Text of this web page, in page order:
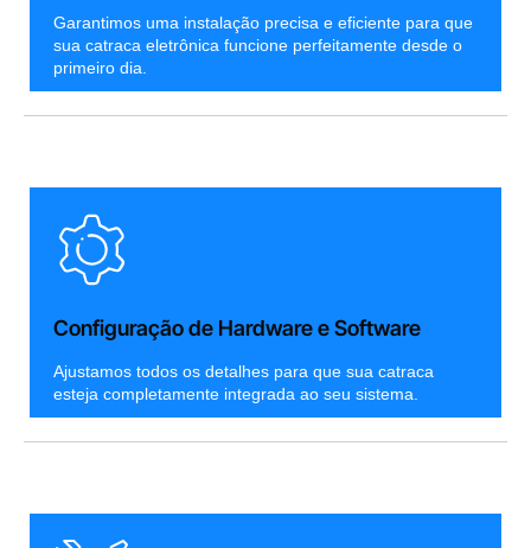
Garantimos uma instalação precisa e eficiente para que
sua catraca eletrônica funcione perfeitamente desde o
primeiro dia.
Configuração de Hardware e Software
Ajustamos todos os detalhes para que sua catraca
esteja completamente integrada ao seu sistema.